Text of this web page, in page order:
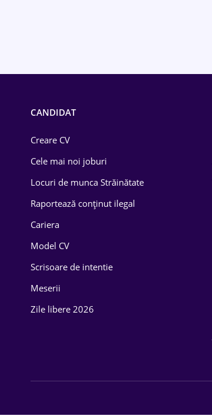
Energetică
Mașini / Auto
Media / Internet
Medicină / Sănătate
CANDIDAT
Creare CV
Cele mai noi joburi
Locuri de munca Străinătate
Raportează conținut ilegal
Cariera
Model CV
Scrisoare de intentie
Meserii
Zile libere 2026